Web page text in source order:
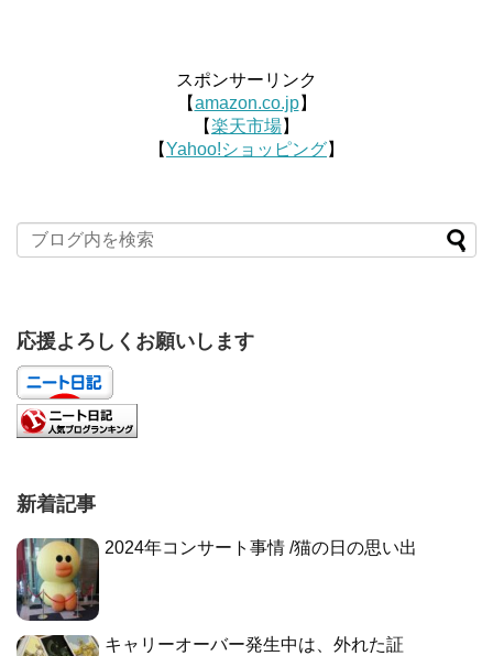
スポンサーリンク
【amazon.co.jp】
【楽天市場】
【Yahoo!ショッピング】
応援よろしくお願いします
新着記事
2024年コンサート事情 /猫の日の思い出
キャリーオーバー発生中は、外れた証